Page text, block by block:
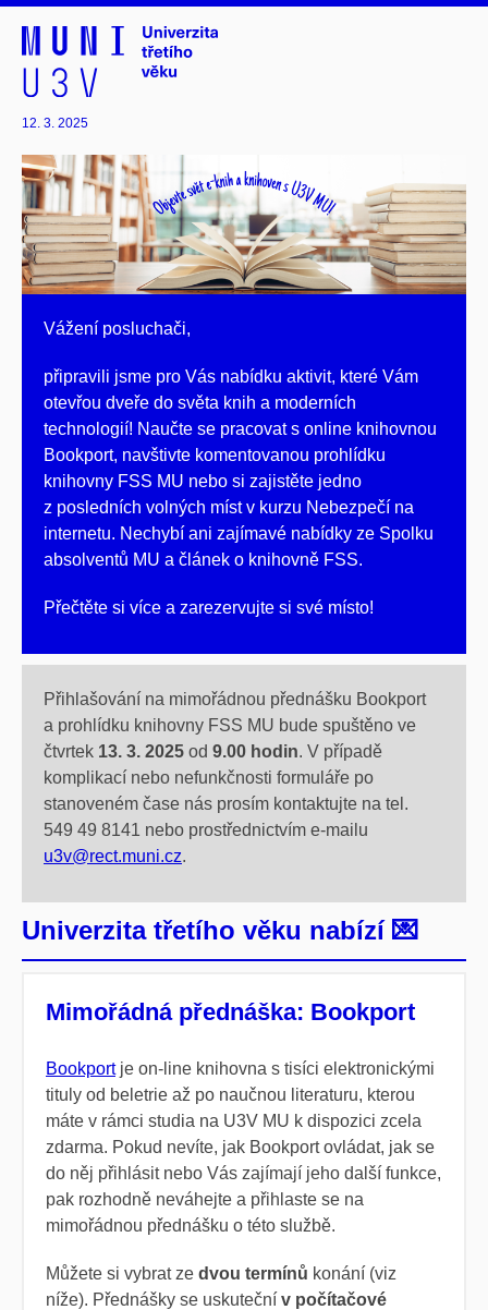
12. 3. 2025
Vážení posluchači,
připravili jsme pro Vás nabídku aktivit, které Vám
otevřou dveře do světa knih a moderních
technologií! Naučte se pracovat s online knihovnou
Bookport, navštivte komentovanou prohlídku
knihovny FSS MU nebo si zajistěte jedno
z posledních volných míst v kurzu Nebezpečí na
internetu. Nechybí ani zajímavé nabídky ze Spolku
absolventů MU a článek o knihovně FSS.
Přečtěte si více a zarezervujte si své místo!
Přihlašování na mimořádnou přednášku Bookport
a prohlídku knihovny FSS MU bude spuštěno ve
čtvrtek 13. 3. 2025 od 9.00 hodin. V případě
komplikací nebo nefunkčnosti formuláře po
stanoveném čase nás prosím kontaktujte na tel.
549 49 8141 nebo prostřednictvím e-mailu
u3v@rect.muni.cz.
Univerzita třetího věku nabízí 💌
Mimořádná přednáška: Bookport
Bookportje on-line knihovna s tisíci elektronickými
tituly od beletrie až po naučnou literaturu, kterou
máte v rámci studia na U3V MU k dispozici zcela
zdarma. Pokud nevíte, jak Bookport ovládat, jak se
do něj přihlásit nebo Vás zajímají jeho další funkce,
pak rozhodně neváhejte a přihlaste se na
mimořádnou přednášku o této službě.
Můžete si vybrat ze dvou termínů konání (viz
níže). Přednášky se uskuteční v počítačové